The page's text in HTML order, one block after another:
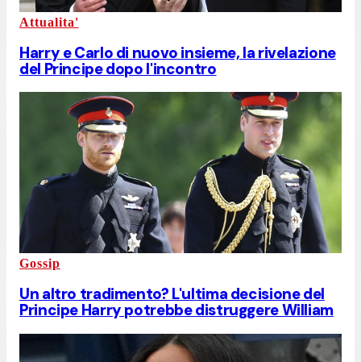
Attualita'
Harry e Carlo di nuovo insieme, la rivelazione
del Principe dopo l'incontro
Gossip
Un altro tradimento? L'ultima decisione del
Principe Harry potrebbe distruggere William